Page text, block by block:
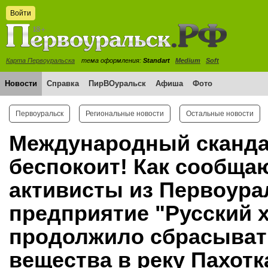
Войти
Карта Первоуральска тема оформления: Standart Medium Soft
Новости Справка ПирВОуральск Афиша Фото
Первоуральск Региональные новости Остальные новости
Международный
беспокоит! Как
активисты из
предприятие "Русский
продолжило
вещества в реку